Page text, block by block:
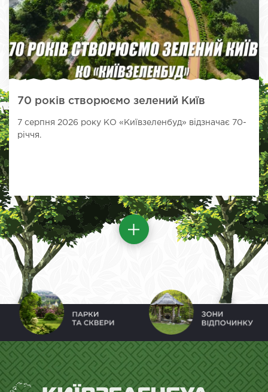
70 років створюємо зелений Київ
7 серпня 2026 року КО «Київзеленбуд» відзначає 70-
річчя.